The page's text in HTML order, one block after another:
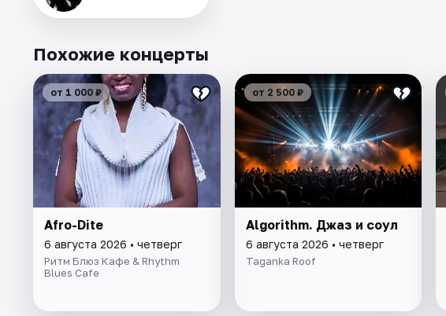
Похожие концерты
от 1 000 ₽
Afro-Dite
6 августа 2026 • четверг
Ритм Блюз Кафе & Rhythm
Blues Cafe
от 2 500 ₽
Algorithm. Джаз и соул
6 августа 2026 • четверг
Taganka Roof